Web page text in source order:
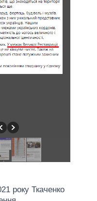
року Ткаченко